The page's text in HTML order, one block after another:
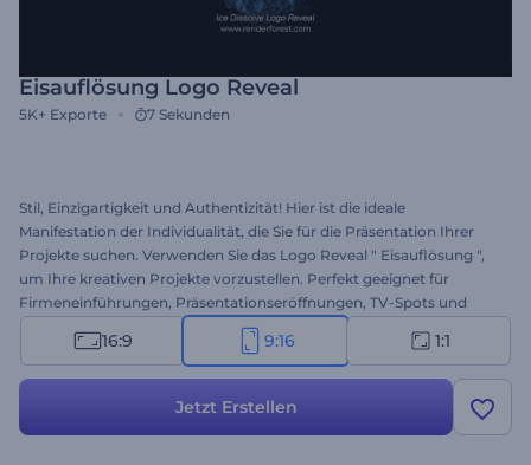
Eisauflösung Logo Reveal
5K+ Exporte 7 Sekunden
Stil, Einzigartigkeit und Authentizität! Hier ist die ideale
Manifestation der Individualität, die Sie für die Präsentation Ihrer
Projekte suchen. Verwenden Sie das Logo Reveal " Eisauflösung ",
um Ihre kreativen Projekte vorzustellen. Perfekt geeignet für
Firmeneinführungen, Präsentationseröffnungen, TV-Spots und
andere Markenprojekte. Mit diesem Logo Reveal können Sie eine
starke Markenidentität aufbauen und erfolgreich sein. Es ist einen
16:9 9:16 1:1
Jetzt Erstellen